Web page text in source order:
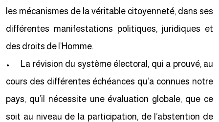
les mécanismes de la véritable citoyenneté, dans ses
différentes manifestations politiques, juridiques et
des droits de l’Homme.
• La révision du système électoral, qui a prouvé, au
cours des différentes échéances qu’a connues notre
pays, qu’il nécessite une évaluation globale, que ce
soit au niveau de la participation, de l’abstention de